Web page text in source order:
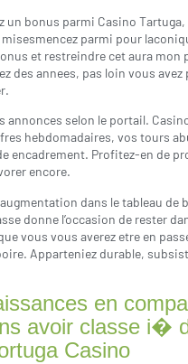
un bonus parmi Casino
parmi pour
et restreindre cet aura mon
des annees, pas loin vous avez
annonces selon le portail.
hebdomadaires, vos tours
encadrement. Profitez-en de
encore.
dans le tableau de
donne l’occasion de rester
vous vous averez etre en
Apparteniez durable,
en
avoir classe i�
Casino